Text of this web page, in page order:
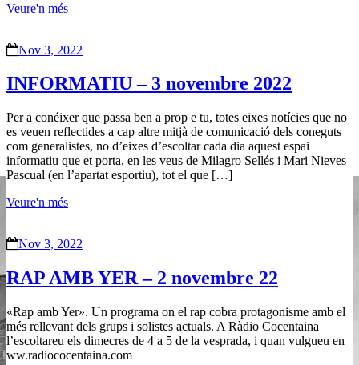
Veure'n més
Nov 3, 2022
INFORMATIU – 3 novembre 2022
Per a conéixer que passa ben a prop e tu, totes eixes notícies que no
es veuen reflectides a cap altre mitjà de comunicació dels coneguts
com generalistes, no d’eixes d’escoltar cada dia aquest espai
informatiu que et porta, en les veus de Milagro Sellés i Mari Nieves
Pascual (en l’apartat esportiu), tot el que […]
Veure'n més
Nov 3, 2022
RAP AMB YER – 2 novembre 22
«Rap amb Yer». Un programa on el rap cobra protagonisme amb el
més rellevant dels grups i solistes actuals. A Ràdio Cocentaina
l’escoltareu els dimecres de 4 a 5 de la vesprada, i quan vulgueu en
ww.radiococentaina.com